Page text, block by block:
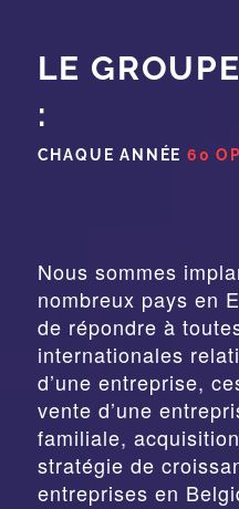
LE
:
CHAQUE ANNÉE 60
Nous sommes
nombreux pays en
de répondre à
internationales
d’une entreprise,
vente d’une
familiale,
stratégie de
entreprises en